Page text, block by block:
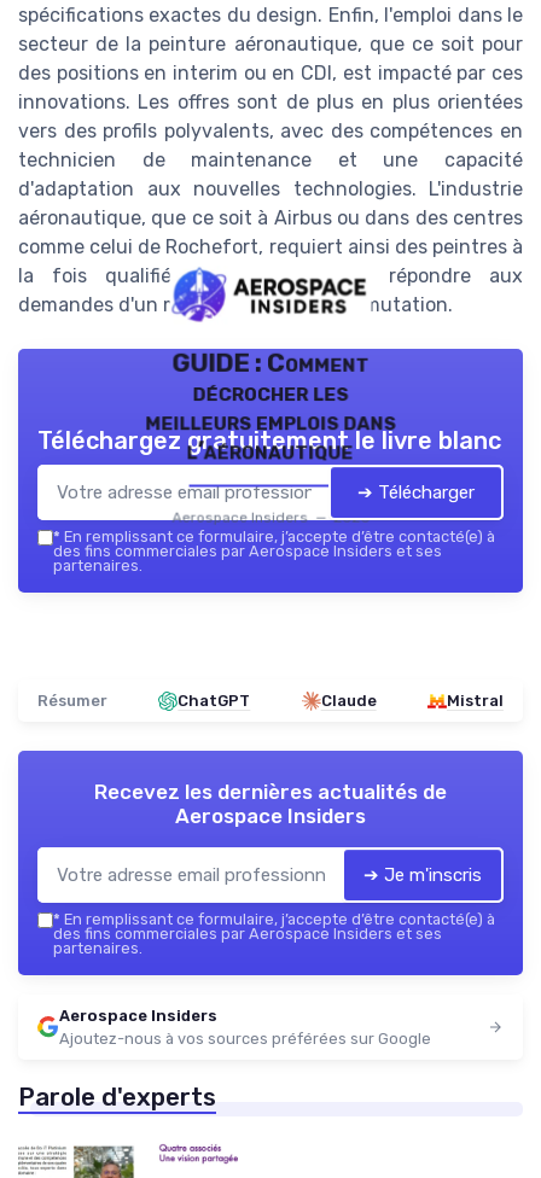
spécifications exactes du design. Enfin, l'emploi dans le
secteur de la peinture aéronautique, que ce soit pour
des positions en interim ou en CDI, est impacté par ces
innovations. Les offres sont de plus en plus orientées
vers des profils polyvalents, avec des compétences en
technicien de maintenance et une capacité
d'adaptation aux nouvelles technologies. L'industrie
aéronautique, que ce soit à Airbus ou dans des centres
comme celui de Rochefort, requiert ainsi des peintres à
la fois qualifiés et flexibles pour répondre aux
demandes d'un marché en constante mutation.
GUIDE : Comment
décrocher les
meilleurs emplois dans
l’aéronautique
Aerospace Insiders — 2026
Téléchargez gratuitement le livre blanc
➔ Télécharger
* En remplissant ce formulaire, j’accepte d’être contacté(e) à
des fins commerciales par Aerospace Insiders et ses
partenaires.
Résumer ChatGPT Claude Mistral
Recevez les dernières actualités de
Aerospace Insiders
➔ Je m'inscris
* En remplissant ce formulaire, j’accepte d’être contacté(e) à
des fins commerciales par Aerospace Insiders et ses
partenaires.
Aerospace Insiders
Ajoutez-nous à vos sources préférées sur Google
Parole d'experts